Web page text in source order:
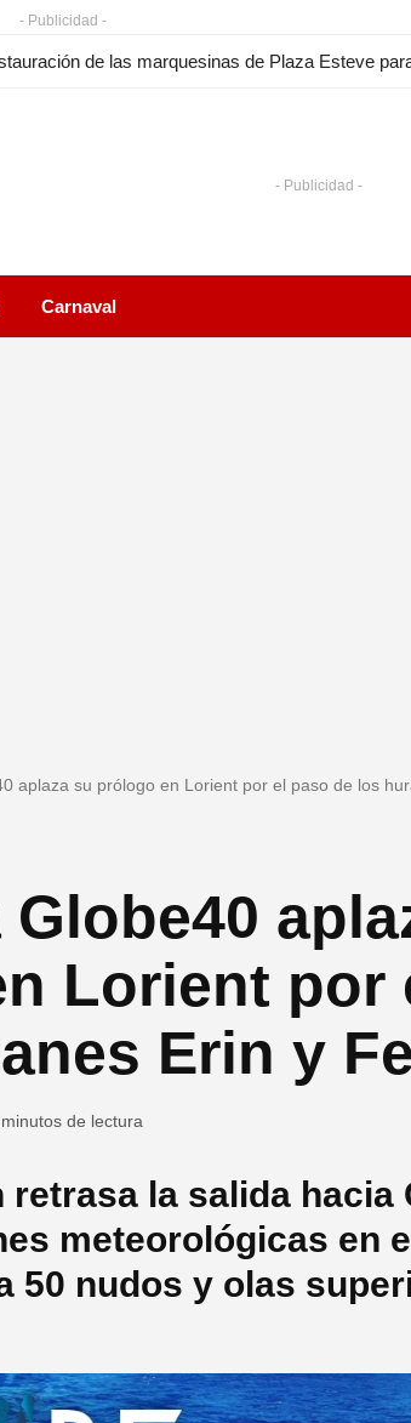
- Publicidad -
- Publicidad -
Carnaval
aplaza su prólogo en Lorient por el paso de los
Lorient por
Erin y
de lectura
retrasa la salida hacia
meteorológicas en
50 nudos y olas